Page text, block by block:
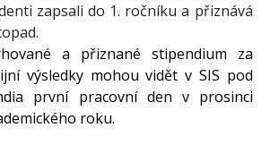
zapsali do 1. ročníku a přiznává
a přiznané stipendium za
výsledky mohou vidět v SIS pod
první pracovní den v prosinci
roku.